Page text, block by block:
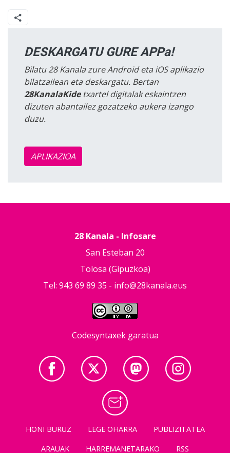
DESKARGATU GURE APPa!
Bilatu 28 Kanala zure Android eta iOS aplikazio
bilatzailean eta deskargatu. Bertan
28KanalaKidetxartel digitalak eskaintzen
dizuten abantailez gozatzeko aukera izango
duzu.
APLIKAZIOA
28 Kanala - Infosare
San Esteban 20
Tolosa (Gipuzkoa)
Tel: 943 69 89 35 - info@28kanala.eus
Codesyntaxek garatua
HONI BURUZ LEGE OHARRA
PUBLIZITATEA
ARAUAK
HARREMANETARAKO RSS